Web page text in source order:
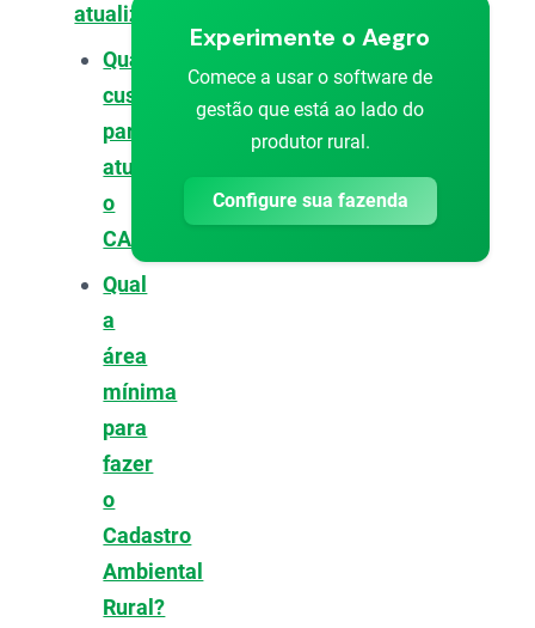
atualizado?
Quanto
custa
para
atualizar
o
CAR?
Qual
a
área
mínima
para
fazer
o
Cadastro
Ambiental
Rural?
Experimente o Aegro
Comece a usar o software de
gestão que está ao lado do
produtor rural.
Configure sua fazenda